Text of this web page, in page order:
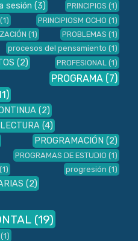
sesión (3) PRINCIPIOS (1)
(1) PRINCIPIOSM OCHO (1)
(1) PROBLEMAS (1)
procesos del pensamiento (1)
(2) PROFESIONAL (1)
PROGRAMA (7)
(2)
(4)
PROGRAMACIÓN (2)
PROGRAMAS DE ESTUDIO (1)
(1) progresión (1)
(2)
(19)
(1)